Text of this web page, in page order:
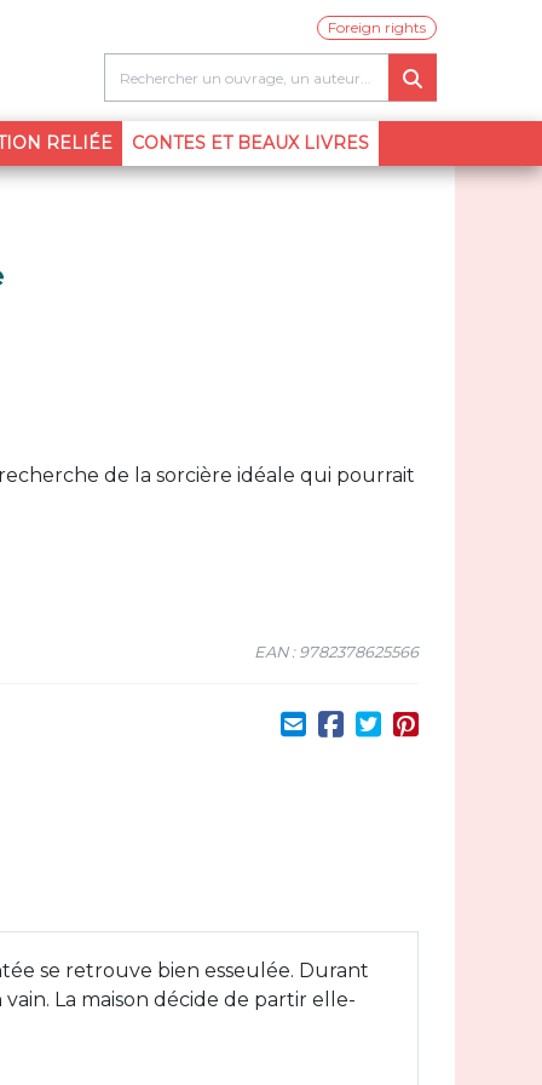
Foreign rights
RELIÉE CONTES ET BEAUX LIVRES(CURRENT)
de la sorcière idéale qui pourrait
EAN : 9782378625566
se retrouve bien esseulée. Durant
La maison décide de partir elle-